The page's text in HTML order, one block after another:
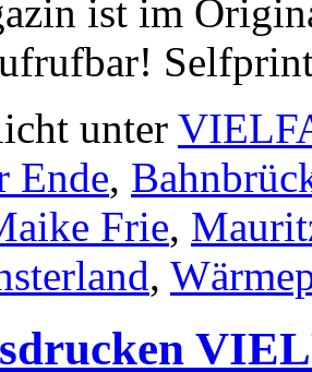
ist im
unter
Ende,
Frie,
,